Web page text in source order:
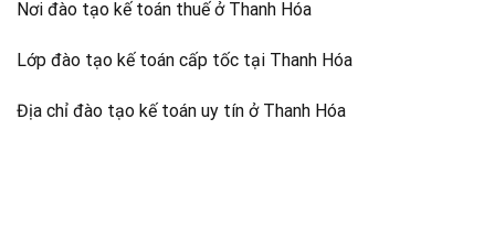
Nơi đào tạo kế toán thuế ở Thanh Hóa
Lớp đào tạo kế toán cấp tốc tại Thanh Hóa
Địa chỉ đào tạo kế toán uy tín ở Thanh Hóa